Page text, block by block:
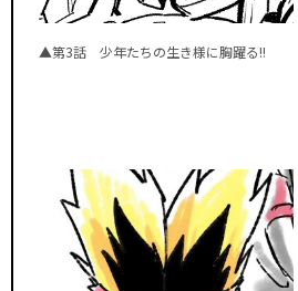
▲第3話 少年たちの生き様に胸躍る!!